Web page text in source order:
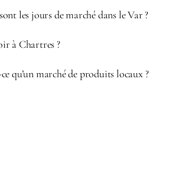
les jours de marché dans le Var ?
à Chartres ?
ce qu’un marché de produits locaux ?